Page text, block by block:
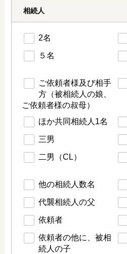
相続人
2名
５名
ご依頼者様及び相手
方（被相続人の娘、
ご依頼者様の叔母）
ほか共同相続人1名
三男
二男（CL）
他の相続人数名
代襲相続人の父
依頼者
依頼者の他に、被相
続人の子